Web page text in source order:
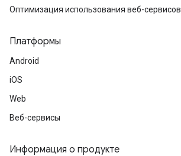
Оптимизация использования веб-сервисов
Платформы
Android
iOS
Web
Веб-сервисы
Информация о продукте